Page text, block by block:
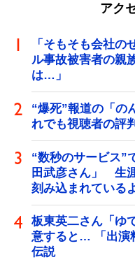
アク
「そもそも会社
ル事故被害者の親
は…」
“爆死”報道の「
れでも視聴者の評
“数秒のサービス”
田武彦さん」 生
刻み込まれている
板東英二さん「ゆ
意すると… 「出演
伝説